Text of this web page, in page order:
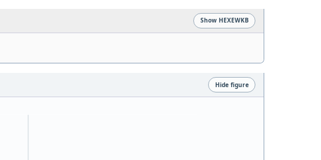
Show HEXEWKB
Hide figure